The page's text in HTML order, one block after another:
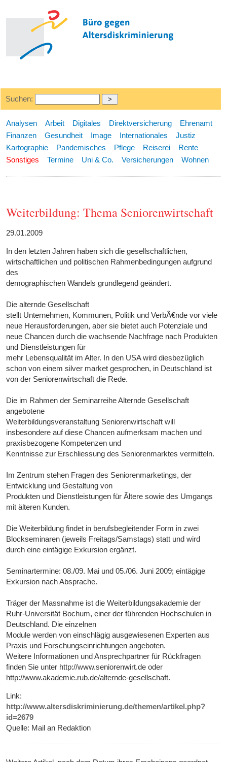
Suchen:
Analysen Arbeit Digitales Direktversicherung
Ehrenamt
Finanzen
Gesundheit Image Internationales
Justiz
Kartographie
Pandemisches Pflege Reiserei
Rente
Sonstiges
Termine Uni & Co. Versicherungen Wohnen
Weiterbildung: Thema Seniorenwirtschaft
29.01.2009
In den letzten Jahren haben sich die gesellschaftlichen,
wirtschaftlichen und politischen Rahmenbedingungen aufgrund
des
demographischen Wandels grundlegend geändert.
Die alternde Gesellschaft
stellt Unternehmen, Kommunen, Politik und VerbÃ€nde vor viele
neue Herausforderungen, aber sie bietet auch Potenziale und
neue Chancen durch die wachsende Nachfrage nach Produkten
und Dienstleistungen für
mehr Lebensqualität im Alter. In den USA wird diesbezüglich
schon von einem silver market gesprochen, in Deutschland ist
von der Seniorenwirtschaft die Rede.
Die im Rahmen der Seminarreihe Alternde Gesellschaft
angebotene
Weiterbildungsveranstaltung Seniorenwirtschaft will
insbesondere auf diese Chancen aufmerksam machen und
praxisbezogene Kompetenzen und
Kenntnisse zur Erschliessung des Seniorenmarktes vermitteln.
Im Zentrum stehen Fragen des Seniorenmarketings, der
Entwicklung und Gestaltung von
Produkten und Dienstleistungen für Ãltere sowie des Umgangs
mit älteren Kunden.
Die Weiterbildung findet in berufsbegleitender Form in zwei
Blockseminaren (jeweils Freitags/Samstags) statt und wird
durch eine eintägige Exkursion ergänzt.
Seminartermine: 08./09. Mai und 05./06. Juni 2009; eintägige
Exkursion nach Absprache.
Träger der Massnahme ist die Weiterbildungsakademie der
Ruhr-Universität Bochum, einer der führenden Hochschulen in
Deutschland. Die einzelnen
Module werden von einschlägig ausgewiesenen Experten aus
Praxis und Forschungseinrichtungen angeboten.
Weitere Informationen und Ansprechpartner für Rückfragen
finden Sie unter http://www.seniorenwirt.de oder
http://www.akademie.rub.de/alternde-gesellschaft.
Link:
http://www.altersdiskriminierung.de/themen/artikel.php?
id=2679
Quelle: Mail an Redaktion